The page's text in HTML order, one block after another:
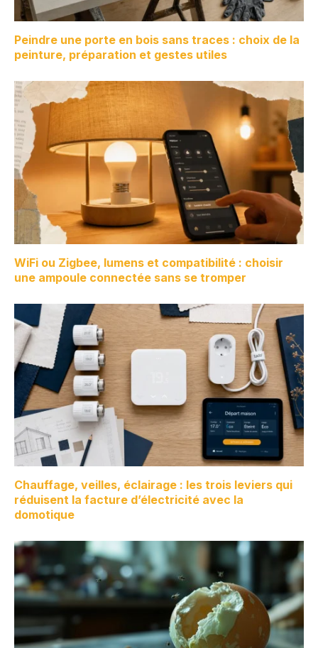
Peindre une porte en bois sans traces : choix de la
peinture, préparation et gestes utiles
WiFi ou Zigbee, lumens et compatibilité : choisir
une ampoule connectée sans se tromper
Chauffage, veilles, éclairage : les trois leviers qui
réduisent la facture d’électricité avec la
domotique